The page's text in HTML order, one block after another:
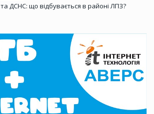
та ДСНС: що відбувається в районі ЛПЗ?